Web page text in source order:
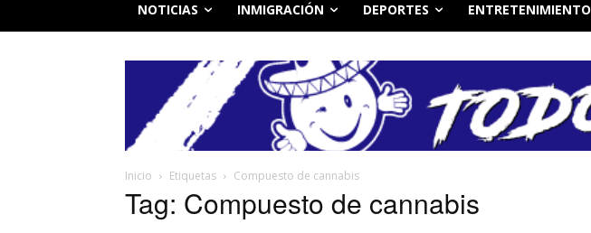
NOTICIAS INMIGRACIÓN DEPORTES ENTRETENIMIENTO
Inicio Etiquetas Compuesto de cannabis
Tag: Compuesto de cannabis